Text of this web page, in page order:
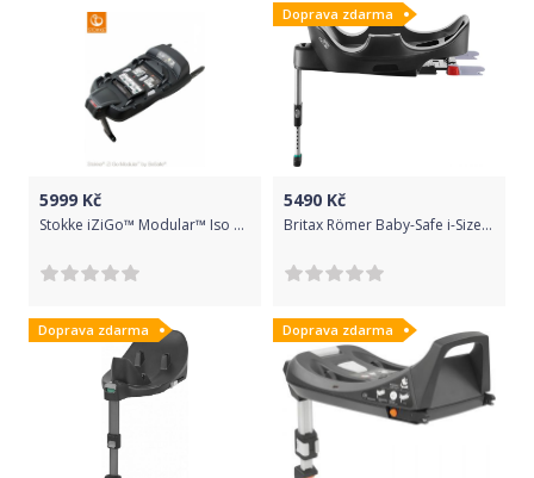
5999 Kč
Stokke iZiGo™ Modular™ Iso Fix Base by BeSafe®
Doprava zdarma
5490 Kč
Britax Römer Baby-Safe i-Size Flex Base
Doprava zdarma Doprava zdarma